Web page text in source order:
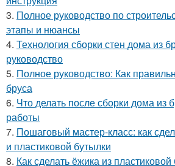
3. Полное руководство по
этапы и нюансы
4. Технология сборки стен дома из
руководство
5. Полное руководство: Как
бруса
6. Что делать после сборки дома из
работы
7. Пошаговый мастер-класс: как
и пластиковой бутылки
8. Как сделать ёжика из